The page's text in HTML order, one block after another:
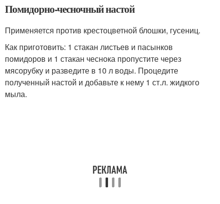
Помидорно-чесночный настой
Применяется против крестоцветной блошки, гусениц.
Как приготовить: 1 стакан листьев и пасынков
помидоров и 1 стакан чеснока пропустите через
мясорубку и разведите в 10 л воды. Процедите
полученный настой и добавьте к нему 1 ст.л. жидкого
мыла.